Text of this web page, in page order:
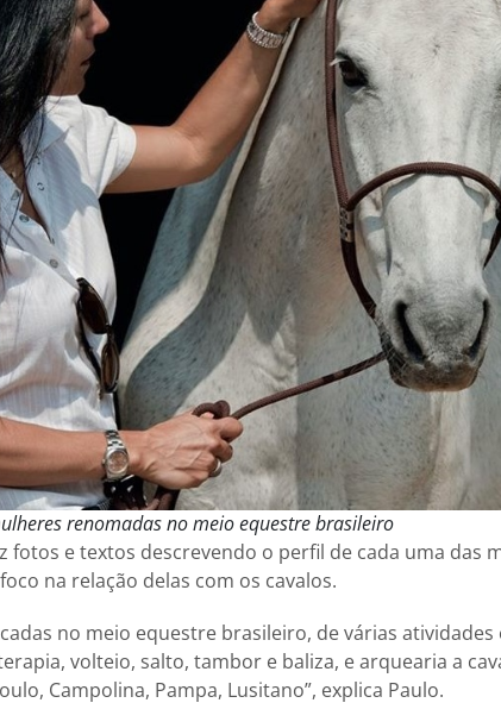
renomadas no meio equestre brasileiro
fotos e textos descrevendo o perfil de cada uma das
na relação delas com os cavalos.
no meio equestre brasileiro, de várias
volteio, salto, tambor e baliza, e arquearia a
Campolina, Pampa, Lusitano”, explica Paulo.